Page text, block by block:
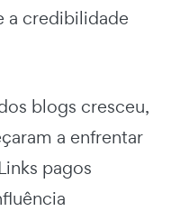
a credibilidade
blogs cresceu,
a enfrentar
pagos